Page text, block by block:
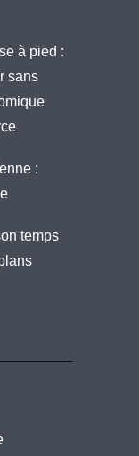
à pied :
sans
:
temps